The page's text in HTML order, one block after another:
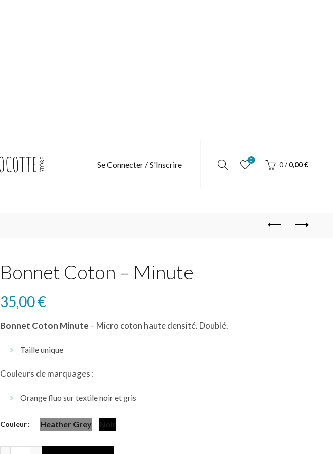
Se Connecter / S'Inscrire
0
0 / 0,00€
Bonnet Coton – Minute
35,00€
Bonnet Coton Minute – Micro coton haute densité. Doublé.
Taille unique
Couleurs de marquages :
Orange fluo sur textile noir et gris
Couleur Heather Grey Noir